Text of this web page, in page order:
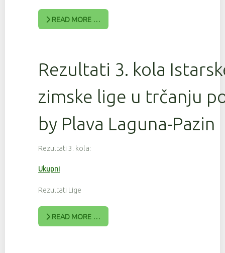
READ MORE …
Rezultati 3. kola
zimske lige u trčanju
by Plava Laguna-Pazin
Rezultati 3. kola:
Ukupni
Rezultati Lige
READ MORE …